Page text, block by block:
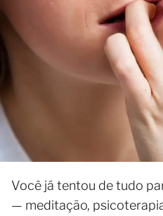
Você já tentou de tudo
— meditação,